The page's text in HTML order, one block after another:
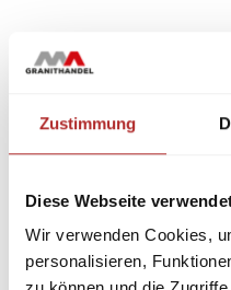
Zustimmung
Diese Webseite
Wir verwenden Cookies,
personalisieren,